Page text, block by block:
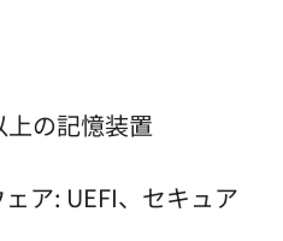
上の記憶装置
ア: UEFI、セキュア